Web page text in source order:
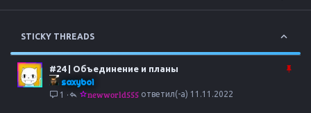
STICKY THREADS
#24 | Объединение и планы
saxyboi
1 11.11.2022
newworld555